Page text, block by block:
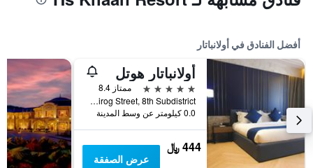
أفضل الفنادق في أولانباتار
أولانباتار هوتل
5 نجوم
ممتاز 8.4
Baiga Toirog Street, 8th Subdistrict, أولانباتار, منغوليا
0.0 كيلومتر عن وسط المدينة
444 ﷼
عرض الصفقة